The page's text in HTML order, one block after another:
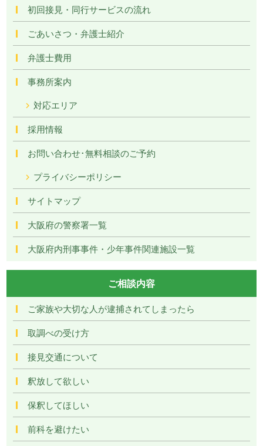
初回接見・同行サービスの流れ
ごあいさつ・弁護士紹介
弁護士費用
事務所案内
対応エリア
採用情報
お問い合わせ･無料相談のご予約
プライバシーポリシー
サイトマップ
大阪府の警察署一覧
大阪府内刑事事件・少年事件関連施設一覧
ご相談内容
ご家族や大切な人が逮捕されてしまったら
取調べの受け方
接見交通について
釈放して欲しい
保釈してほしい
前科を避けたい